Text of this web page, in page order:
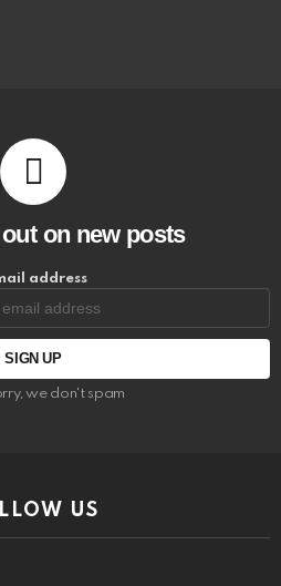
on new posts
address:
we don't spam
US